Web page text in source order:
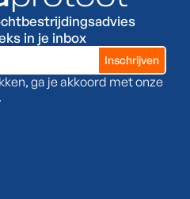
in je inbox
ga je akkoord met onze
.